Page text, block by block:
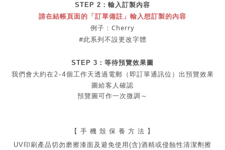
STEP 2： 輸入訂製內容
請在結帳頁面的「訂單備註」輸入想訂製的內容
例子：Cherry
#此系列不設更改字體
STEP 3：等待預覽效果圖
我們會大約在2-4個工作天透過電郵（即訂單通訊位）出預覽效果
圖給客人確認
預覽圖可作一次微調～
【 手 機 殼 保 養 方 法 】
UV印刷產品切勿磨擦漆面及 避免使用(含)酒精或侵蝕性清潔劑擦